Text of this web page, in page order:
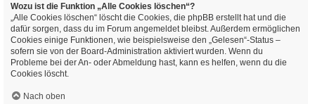
Wozu ist die Funktion „Alle Cookies löschen“?
„Alle Cookies löschen“ löscht die Cookies, die phpBB erstellt hat und die
dafür sorgen, dass du im Forum angemeldet bleibst. Außerdem ermöglichen
Cookies einige Funktionen, wie beispielsweise den „Gelesen“-Status –
sofern sie von der Board-Administration aktiviert wurden. Wenn du
Probleme bei der An- oder Abmeldung hast, kann es helfen, wenn du die
Cookies löscht.
Nach oben